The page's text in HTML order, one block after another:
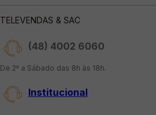
TELEVENDAS & SAC
(48) 4002 6060
De 2ª a Sábado das 8h às 18h.
Institucional